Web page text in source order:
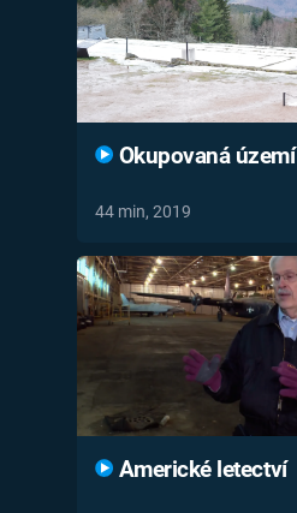
Okupovaná území
44 min, 2019
Americké letectví